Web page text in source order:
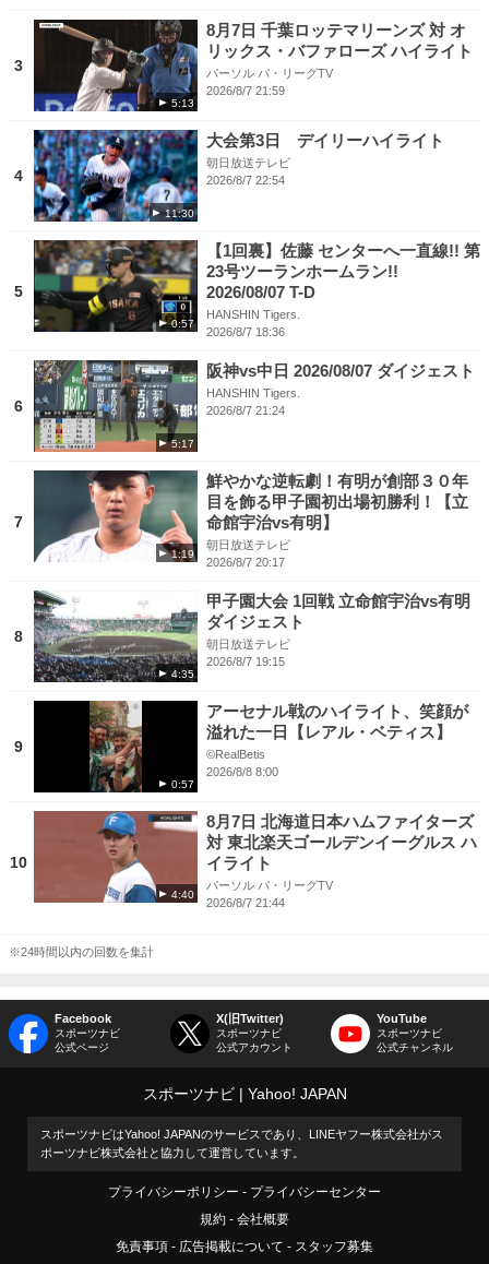
3
5:13
8月7日 千葉ロッテマリーンズ 対 オ
リックス・バファローズ ハイライト
パーソル パ・リーグTV
2026/8/7 21:59
4
11:30
大会第3日 デイリーハイライト
朝日放送テレビ
2026/8/7 22:54
5
0:57
【1回裏】佐藤 センターへ一直線!! 第
23号ツーランホームラン!!
2026/08/07 T-D
HANSHIN Tigers.
2026/8/7 18:36
6
5:17
阪神vs中日 2026/08/07 ダイジェスト
HANSHIN Tigers.
2026/8/7 21:24
7
1:19
鮮やかな逆転劇！有明が創部３０年
目を飾る甲子園初出場初勝利！【立
命館宇治vs有明】
朝日放送テレビ
2026/8/7 20:17
8
4:35
甲子園大会 1回戦 立命館宇治vs有明
ダイジェスト
朝日放送テレビ
2026/8/7 19:15
9
0:57
アーセナル戦のハイライト、笑顔が
溢れた一日【レアル・ベティス】
©RealBetis
2026/8/8 8:00
10
4:40
8月7日 北海道日本ハムファイターズ
対 東北楽天ゴールデンイーグルス ハ
イライト
パーソル パ・リーグTV
2026/8/7 21:44
※24時間以内の回数を集計
Facebook
スポーツナビ
公式ページ
X(旧Twitter)
スポーツナビ
公式アカウント
YouTube
スポーツナビ
公式チャンネル
スポーツナビ Yahoo! JAPAN
スポーツナビはYahoo! JAPANのサービスであり、LINEヤフー株式会社がス
ポーツナビ株式会社と協力して運営しています。
プライバシーポリシー
プライバシーセンター
規約
会社概要
免責事項
広告掲載について スタッフ募集